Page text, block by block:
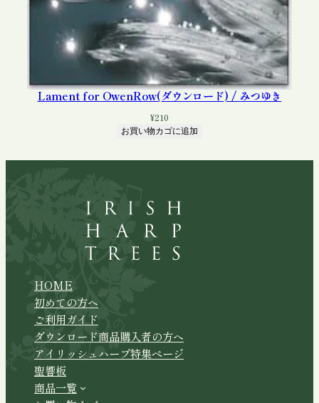
Lament for OwenRow(ダウンロード) / みつゆき
¥210
お買い物カゴに追加
HOME
初めての方へ
ご利用ガイド
ダウンロード商品購入者の方へ
アイリッシュハープ特集ページ
聖響板
商品一覧